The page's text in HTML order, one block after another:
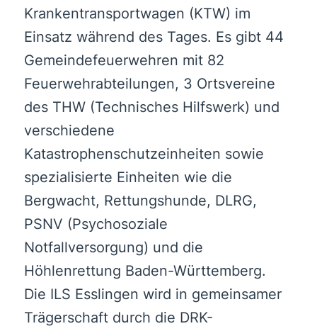
Krankentransportwagen (KTW) im
Einsatz während des Tages. Es gibt 44
Gemeindefeuerwehren mit 82
Feuerwehrabteilungen, 3 Ortsvereine
des THW (Technisches Hilfswerk) und
verschiedene
Katastrophenschutzeinheiten sowie
spezialisierte Einheiten wie die
Bergwacht, Rettungshunde, DLRG,
PSNV (Psychosoziale
Notfallversorgung) und die
Höhlenrettung Baden-Württemberg.
Die ILS Esslingen wird in gemeinsamer
Trägerschaft durch die DRK-